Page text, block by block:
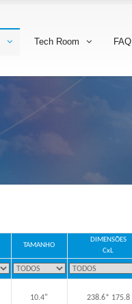
Tech Room FAQ
TAMANHO
DIMENSÕES
CxL
10.4" 238.6* 175.8